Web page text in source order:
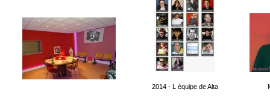
2014 - L équipe de Alta